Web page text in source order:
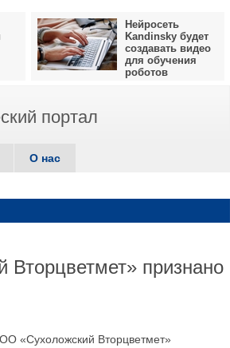
Нейросеть
Kandinsky будет
создавать видео
для обучения
роботов
портал
О нас
Вторцветмет» признано
«Сухоложский Вторцветмет»